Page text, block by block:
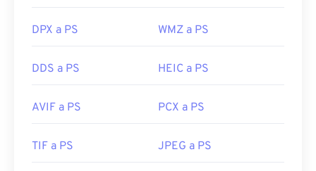
DPX a PS WMZ a PS
DDS a PS HEIC a PS
AVIF a PS PCX a PS
TIF a PS JPEG a PS